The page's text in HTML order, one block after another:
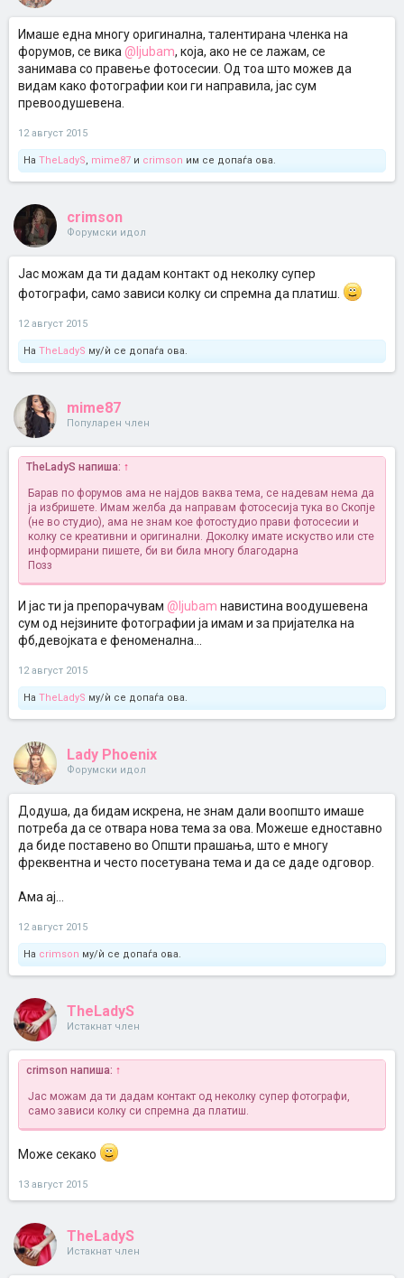
Имаше една многу оригинална, талентирана членка на
форумов, се вика @ljubam, која, ако не се лажам, се
занимава со правење фотосесии. Од тоа што можев да
видам како фотографии кои ги направила, јас сум
превоодушевена.
12 август 2015
На TheLadyS, mime87 и crimson им се допаѓа ова.
crimson
Форумски идол
Јас можам да ти дадам контакт од неколку супер
фотографи, само зависи колку си спремна да платиш.
12 август 2015
На TheLadyS му/ѝ се допаѓа ова.
mime87
Популарен член
TheLadyS напиша: ↑
Барав по форумов ама не најдов ваква тема, се надевам нема да
ја избришете. Имам желба да направам фотосесија тука во Скопје
(не во студио), ама не знам кое фотостудио прави фотосесии и
колку се креативни и оригинални. Доколку имате искуство или сте
информирани пишете, би ви била многу благодарна
Позз
И јас ти ја препорачувам @ljubam навистина воодушевена
сум од нејзините фотографии ја имам и за пријателка на
фб,девојката е феноменална...
12 август 2015
На TheLadyS му/ѝ се допаѓа ова.
Lady Phoenix
Форумски идол
Додуша, да бидам искрена, не знам дали воопшто имаше
потреба да се отвара нова тема за ова. Можеше едноставно
да биде поставено во Општи прашања, што е многу
фреквентна и често посетувана тема и да се даде одговор.
Ама ај...
12 август 2015
На crimson му/ѝ се допаѓа ова.
TheLadyS
Истакнат член
crimson напиша: ↑
Јас можам да ти дадам контакт од неколку супер фотографи,
само зависи колку си спремна да платиш.
Може секако
13 август 2015
TheLadyS
Истакнат член